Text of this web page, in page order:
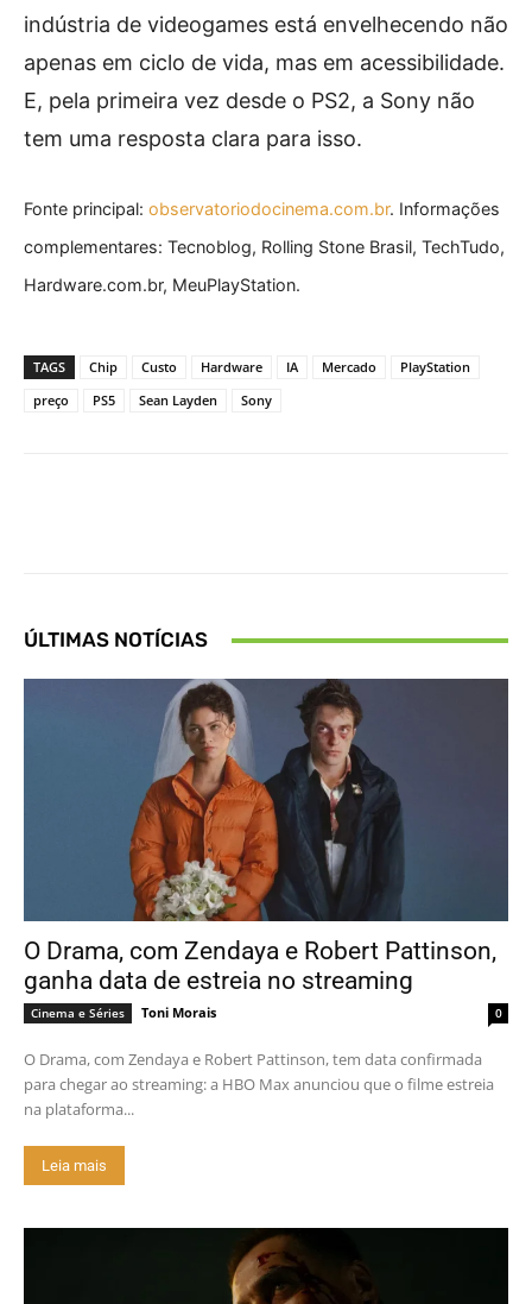
indústria de videogames está envelhecendo não
apenas em ciclo de vida, mas em acessibilidade.
E, pela primeira vez desde o PS2, a Sony não
tem uma resposta clara para isso.
Fonte principal: observatoriodocinema.com.br. Informações
complementares: Tecnoblog, Rolling Stone Brasil, TechTudo,
Hardware.com.br, MeuPlayStation.
TAGS Chip Custo Hardware IA Mercado
PlayStation
preço
PS5 Sean Layden Sony
ÚLTIMAS NOTÍCIAS
O Drama, com Zendaya e Robert Pattinson,
ganha data de estreia no streaming
Cinema e Séries Toni Morais 0
O Drama, com Zendaya e Robert Pattinson, tem data confirmada
para chegar ao streaming: a HBO Max anunciou que o filme estreia
na plataforma...
Leia mais